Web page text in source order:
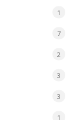
1
7
2
3
3
1